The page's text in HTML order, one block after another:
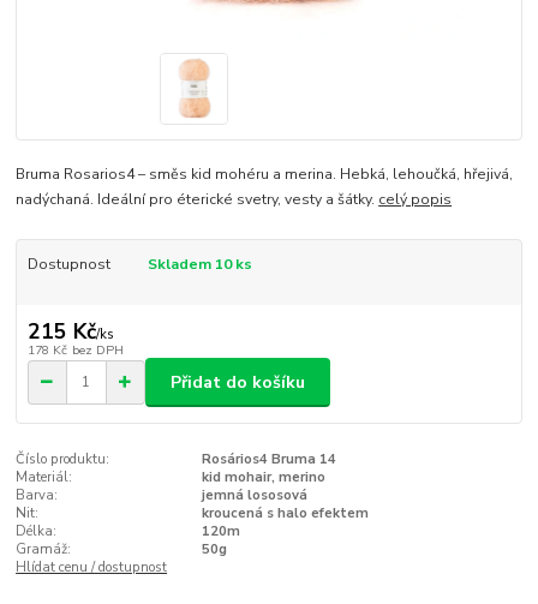
Bruma Rosarios4 – směs kid mohéru a merina. Hebká, lehoučká, hřejivá,
nadýchaná. Ideální pro éterické svetry, vesty a šátky. celý popis
Dostupnost Skladem 10 ks
215 Kč/ks
178 Kč bez DPH
Přidat do košíku
Číslo produktu:
Rosários4 Bruma 14
Materiál:
kid mohair, merino
Barva:
jemná lososová
Nit:
kroucená s halo efektem
Délka:
120m
Gramáž:
50g
Hlídat cenu / dostupnost